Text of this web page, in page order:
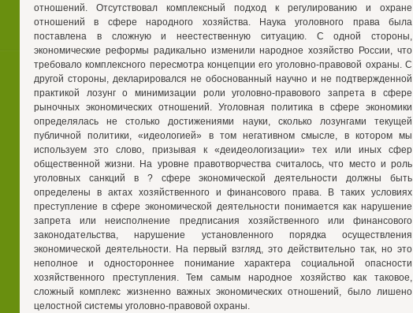
отношений. Отсутствовал комплексный подход к регулированию и охране
отношений в сфере народного хозяйства. Наука уголовного права была
поставлена в сложную и неестественную ситуацию. С одной стороны,
экономические реформы радикально изменили народное хозяйство России, что
требовало комплексного пересмотра концепции его уголовно-правовой охраны. С
другой стороны, декларировался не обоснованный научно и не подтвержденной
практикой лозунг о минимизации роли уголовно-правового запрета в сфере
рыночных экономических отношений. Уголовная политика в сфере экономики
определялась не столько достижениями науки, сколько лозунгами текущей
публичной политики, «идеологией» в том негативном смысле, в котором мы
используем это слово, призывая к «деидеологизации» тех или иных сфер
общественной жизни. На уровне правотворчества считалось, что место и роль
уголовных санкций в ? сфере экономической деятельности должны быть
определены в актах хозяйственного и финансового права. В таких условиях
преступление в сфере экономической деятельности понимается как нарушение
запрета или неисполнение предписания хозяйственного или финансового
законодательства, нарушение установленного порядка осуществления
экономической деятельности. На первый взгляд, это действительно так, но это
неполное и одностороннее понимание характера социальной опасности
хозяйственного преступления. Тем самым народное хозяйство как таковое,
сложный комплекс жизненно важных экономических отношений, было лишено
целостной системы уголовно-правовой охраны.